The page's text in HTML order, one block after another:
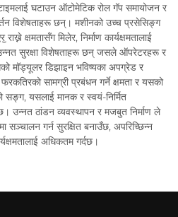
घटाउन ऑटोमेटिक रोल गॅप समायोजन र
विशेषताहरू छन्। मशीनको उच्च प्रसेसिङ्ग
क्षमतासँग मिलेर, निर्माण कार्यक्षमतालाई
सुरक्षा विशेषताहरू छन् जसले ऑपरेटरहरू र
मॉड्यूलर डिझाइन भविष्यका अपग्रेड र
सामग्री प्रबंधन गर्ने क्षमता र यसको
सङ्ग, यसलाई मानक र स्वयं-निर्मित
उन्नत ठांडन व्यवस्थापन र मजबुत निर्माण ले
सञ्चालन गर्न सुरक्षित बनाउँछ, अपरिच्छिन्न
अधिकतम गर्दछ।